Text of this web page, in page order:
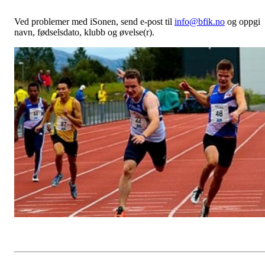
Ved problemer med iSonen, send e-post til info@bfik.no og oppgi
navn, fødselsdato, klubb og øvelse(r).